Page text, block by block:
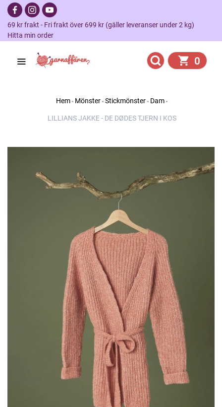
69 kr frakt - Fri frakt över 699 kr (gäller leveranser under 2 kg)
Hitta min order
0
Hem Mönster Stickmönster Dam
LILLIANS JAKKE - DE DØDES TJERN I KOS